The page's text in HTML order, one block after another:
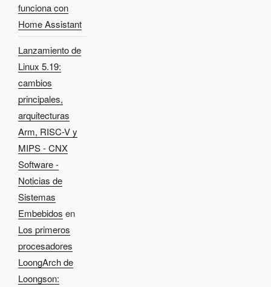
funciona con
Home Assistant
Lanzamiento de
Linux 5.19:
cambios
principales,
arquitecturas
Arm, RISC-V y
MIPS - CNX
Software -
Noticias de
Sistemas
Embebidos en
Los primeros
procesadores
LoongArch de
Loongson: